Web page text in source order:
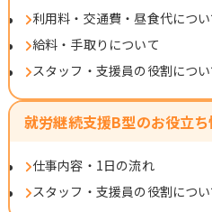
利用料・交通費・昼食代につい
給料・手取りについて
スタッフ・支援員の役割につい
就労継続支援B型のお役立
仕事内容・1日の流れ
スタッフ・支援員の役割につい